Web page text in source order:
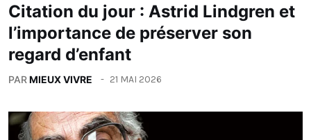
Citation du jour : Astrid Lindgren et
l’importance de préserver son
regard d’enfant
PARMIEUX VIVRE 21 MAI 2026